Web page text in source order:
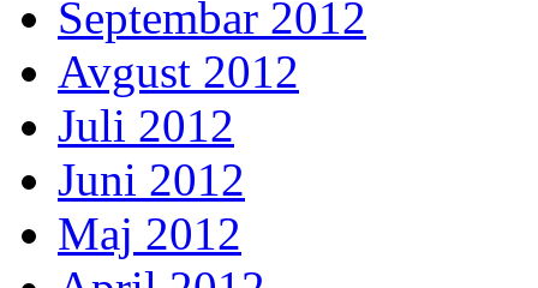
Septembar 2012
Avgust 2012
Juli 2012
Juni 2012
Maj 2012